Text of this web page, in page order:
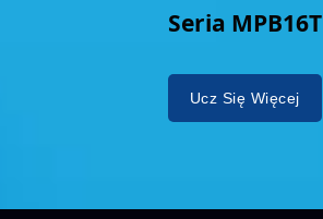
Seria MPB16T
Ucz Się Więcej